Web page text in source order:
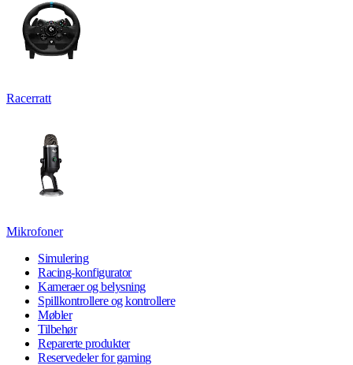
Racerratt
Mikrofoner
Simulering
Racing-konfigurator
Kameraer og belysning
Spillkontrollere og kontrollere
Møbler
Tilbehør
Reparerte produkter
Reservedeler for gaming